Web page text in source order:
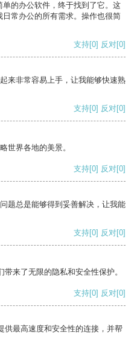
的办公软件，终于找到了它。这
常办公的所有需求。操作也很简
支持[0] 反对[0]
来非常容易上手，让我能够快速熟
支持[0] 反对[0]
世界各地的美景。
支持[0] 反对[0]
题总是能够得到妥善解决，让我能
支持[0] 反对[0]
来了无限的隐私和安全性保护。
支持[0] 反对[0]
供最高速度和安全性的连接，并帮